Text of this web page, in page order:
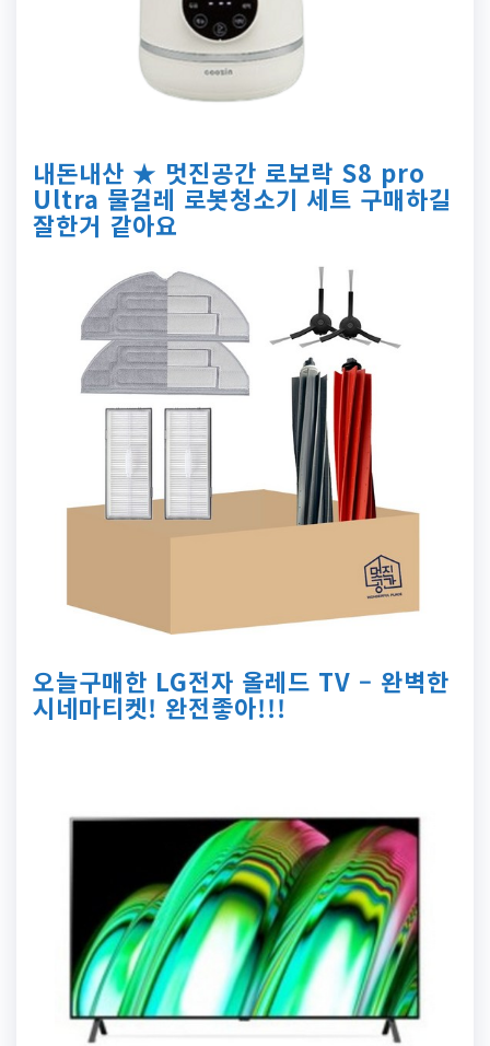
내돈내산 ★ 멋진공간 로보락 S8 pro
Ultra 물걸레 로봇청소기 세트 구매하길
잘한거 같아요
오늘구매한 LG전자 올레드 TV – 완벽한
시네마티켓! 완전좋아!!!